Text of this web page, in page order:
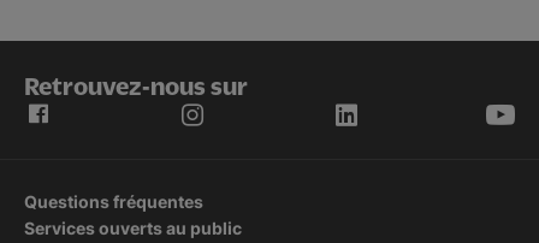
Retrouvez-nous sur
Questions fréquentes
Services ouverts au public